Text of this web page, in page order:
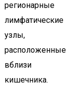
регионарные
лимфатические
узлы,
расположенные
вблизи
кишечника.